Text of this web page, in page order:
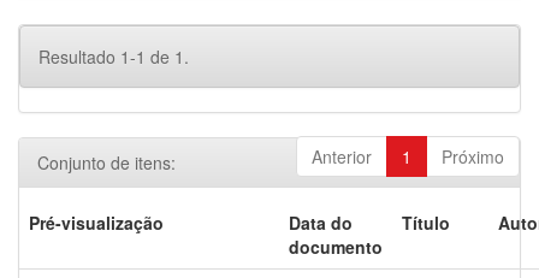
Resultado 1-1 de 1.
Anterior 1 Próximo
Conjunto de itens:
Pré-visualização
Data do
documento
Título